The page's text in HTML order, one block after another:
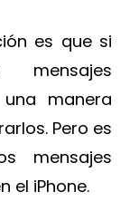
es que si
manera
Pero es
mensajes
el iPhone.